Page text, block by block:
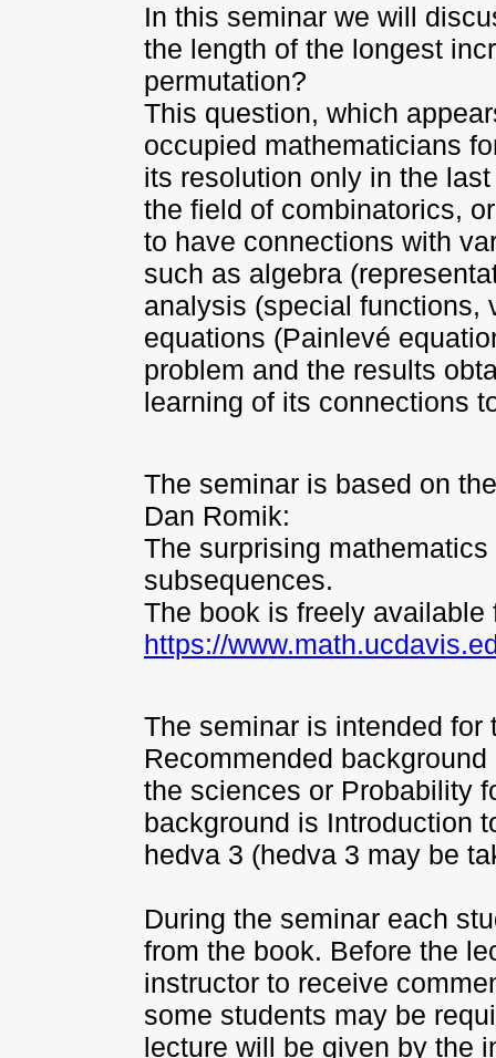
In this seminar we will
the length of the longest
permutation?
This question, which
occupied mathematicians
its resolution only in the
the field of combinatorics,
to have connections with
such as algebra
analysis (special functions,
equations (Painlevé
problem and the results
learning of its connections
The seminar is based on
Dan Romik:
The surprising
subsequences.
The book is freely
https://
The seminar is intended for
Recommended
the sciences or Probability
background is Introduction
hedva 3 (hedva 3 may be
During the seminar each
from the book. Before the
instructor to receive
some students may be
lecture will be given by the